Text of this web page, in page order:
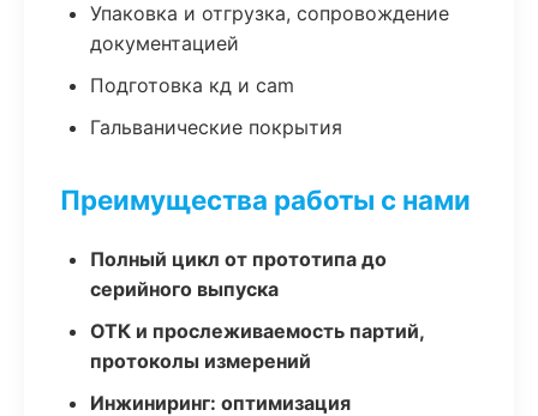
Упаковка и отгрузка, сопровождение
документацией
Подготовка кд и cam
Гальванические покрытия
Преимущества работы с нами
Полный цикл от прототипа до
серийного выпуска
ОТК и прослеживаемость партий,
протоколы измерений
Инжиниринг: оптимизация